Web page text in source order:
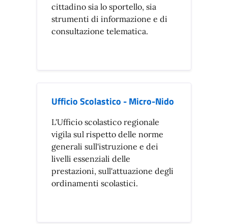
cittadino sia lo sportello, sia
strumenti di informazione e di
consultazione telematica.
Ufficio Scolastico - Micro-Nido
L'Ufficio scolastico regionale
vigila sul rispetto delle norme
generali sull'istruzione e dei
livelli essenziali delle
prestazioni, sull'attuazione degli
ordinamenti scolastici.